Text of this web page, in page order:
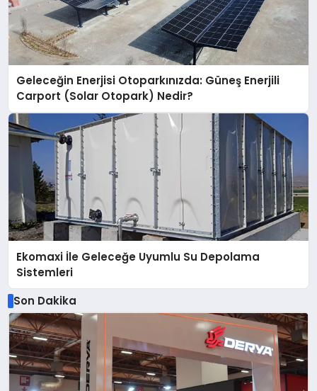
Geleceğin Enerjisi Otoparkınızda: Güneş Enerjili
Carport (Solar Otopark) Nedir?
Ekomaxi İle Geleceğe Uyumlu Su Depolama
Sistemleri
Son Dakika